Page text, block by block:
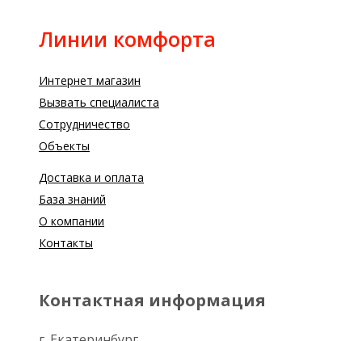
Линии комфорта
Интернет магазин
Вызвать специалиста
Сотрудничество
Объекты
Доставка и оплата
База знаний
О компании
Контакты
Контактная информация